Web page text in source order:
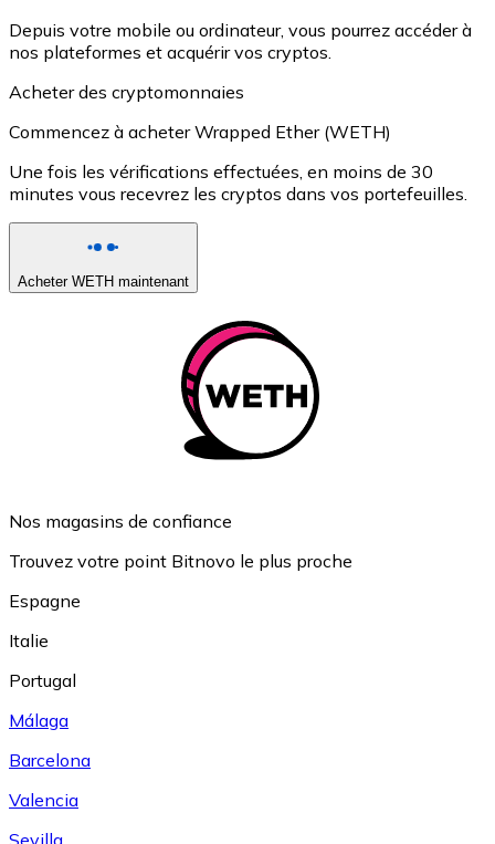
Depuis votre mobile ou ordinateur, vous pourrez accéder à
nos plateformes et acquérir vos cryptos.
Acheter des cryptomonnaies
Commencez à acheter Wrapped Ether (WETH)
Une fois les vérifications effectuées, en moins de 30
minutes vous recevrez les cryptos dans vos portefeuilles.
Acheter WETH maintenant
Nos magasins de confiance
Trouvez votre point Bitnovo le plus proche
Espagne
Italie
Portugal
Málaga
Barcelona
Valencia